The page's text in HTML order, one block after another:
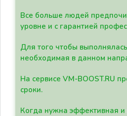
Все больше людей
уровне и с гарантией
Для того чтобы
необходимая в данном
На сервисе VM-BOOST.RU
сроки.
Когда нужна эффективная и